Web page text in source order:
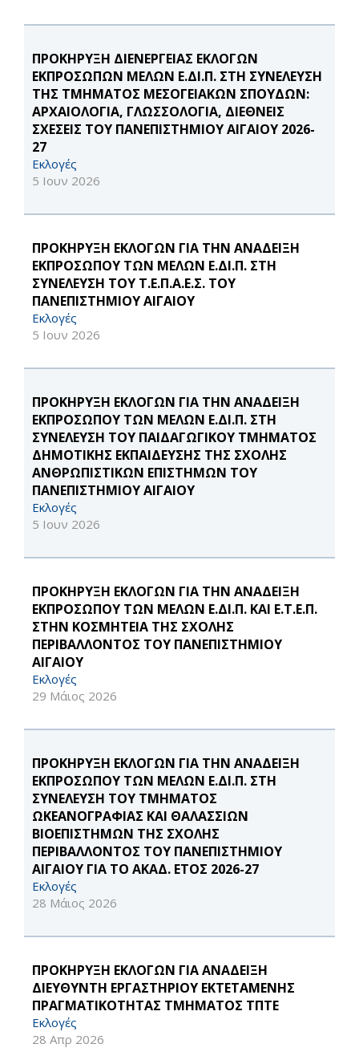
ΠΡΟΚΗΡΥΞΗ ΔΙΕΝΕΡΓΕΙΑΣ ΕΚΛΟΓΩΝ
ΕΚΠΡΟΣΩΠΩΝ ΜΕΛΩΝ Ε.ΔΙ.Π. ΣΤΗ ΣΥΝΕΛΕΥΣΗ
ΤΗΣ ΤΜΗΜΑΤΟΣ ΜΕΣΟΓΕΙΑΚΩΝ ΣΠΟΥΔΩΝ:
ΑΡΧΑΙΟΛΟΓΙΑ, ΓΛΩΣΣΟΛΟΓΙΑ, ΔΙΕΘΝΕΙΣ
ΣΧΕΣΕΙΣ ΤΟΥ ΠΑΝΕΠΙΣΤΗΜΙΟΥ ΑΙΓΑΙΟΥ 2026-
27
Εκλογές
5 Ιουν 2026
ΠΡΟΚΗΡΥΞΗ ΕΚΛΟΓΩΝ ΓΙΑ ΤΗΝ ΑΝΑΔΕΙΞΗ
ΕΚΠΡΟΣΩΠΟΥ ΤΩΝ ΜΕΛΩΝ Ε.ΔΙ.Π. ΣΤΗ
ΣΥΝΕΛΕΥΣΗ ΤΟΥ Τ.Ε.Π.Α.Ε.Σ. ΤΟΥ
ΠΑΝΕΠΙΣΤΗΜΙΟΥ ΑΙΓΑΙΟΥ
Εκλογές
5 Ιουν 2026
ΠΡΟΚΗΡΥΞΗ ΕΚΛΟΓΩΝ ΓΙΑ ΤΗΝ ΑΝΑΔΕΙΞΗ
ΕΚΠΡΟΣΩΠΟΥ ΤΩΝ ΜΕΛΩΝ Ε.ΔΙ.Π. ΣΤΗ
ΣΥΝΕΛΕΥΣΗ ΤΟΥ ΠΑΙΔΑΓΩΓΙΚΟΥ ΤΜΗΜΑΤΟΣ
ΔΗΜΟΤΙΚΗΣ ΕΚΠΑΙΔΕΥΣΗΣ ΤΗΣ ΣΧΟΛΗΣ
ΑΝΘΡΩΠΙΣΤΙΚΩΝ ΕΠΙΣΤΗΜΩΝ ΤΟΥ
ΠΑΝΕΠΙΣΤΗΜΙΟΥ ΑΙΓΑΙΟΥ
Εκλογές
5 Ιουν 2026
ΠΡΟΚΗΡΥΞΗ ΕΚΛΟΓΩΝ ΓΙΑ ΤΗΝ ΑΝΑΔΕΙΞΗ
ΕΚΠΡΟΣΩΠΟΥ ΤΩΝ ΜΕΛΩΝ Ε.ΔΙ.Π. ΚΑΙ Ε.Τ.Ε.Π.
ΣΤΗΝ ΚΟΣΜΗΤΕΙΑ ΤΗΣ ΣΧΟΛΗΣ
ΠΕΡΙΒΑΛΛΟΝΤΟΣ ΤΟΥ ΠΑΝΕΠΙΣΤΗΜΙΟΥ
ΑΙΓΑΙΟΥ
Εκλογές
29 Μάιος 2026
ΠΡΟΚΗΡΥΞΗ ΕΚΛΟΓΩΝ ΓΙΑ ΤΗΝ ΑΝΑΔΕΙΞΗ
ΕΚΠΡΟΣΩΠΟΥ ΤΩΝ ΜΕΛΩΝ Ε.ΔΙ.Π. ΣΤΗ
ΣΥΝΕΛΕΥΣΗ ΤΟΥ ΤΜΗΜΑΤΟΣ
ΩΚΕΑΝΟΓΡΑΦΙΑΣ ΚΑΙ ΘΑΛΑΣΣΙΩΝ
ΒΙΟΕΠΙΣΤΗΜΩΝ ΤΗΣ ΣΧΟΛΗΣ
ΠΕΡΙΒΑΛΛΟΝΤΟΣ ΤΟΥ ΠΑΝΕΠΙΣΤΗΜΙΟΥ
ΑΙΓΑΙΟΥ ΓΙΑ ΤΟ ΑΚΑΔ. ΕΤΟΣ 2026-27
Εκλογές
28 Μάιος 2026
ΠΡΟΚΗΡΥΞΗ ΕΚΛΟΓΩΝ ΓΙΑ ΑΝΑΔΕΙΞΗ
ΔΙΕΥΘΥΝΤΗ ΕΡΓΑΣΤΗΡΙΟΥ ΕΚΤΕΤΑΜΕΝΗΣ
ΠΡΑΓΜΑΤΙΚΟΤΗΤΑΣ ΤΜΗΜΑTOΣ ΤΠΤΕ
Εκλογές
28 Απρ 2026